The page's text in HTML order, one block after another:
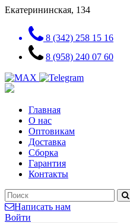
Екатерининская, 134
8 (342) 258 15 16
8 (958) 240 07 60
Главная
О нас
Оптовикам
Доставка
Сборка
Гарантия
Контакты
Написать нам
Войти